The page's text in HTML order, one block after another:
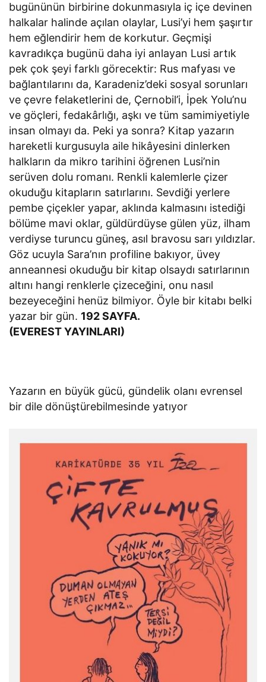
bugününün birbirine dokunmasıyla iç içe devinen
halkalar halinde açılan olaylar, Lusi’yi hem şaşırtır
hem eğlendirir hem de korkutur. Geçmişi
kavradıkça bugünü daha iyi anlayan Lusi artık
pek çok şeyi farklı görecektir: Rus mafyası ve
bağlantılarını da, Karadeniz’deki sosyal sorunları
ve çevre felaketlerini de, Çernobil’i, İpek Yolu’nu
ve göçleri, fedakârlığı, aşkı ve tüm samimiyetiyle
insan olmayı da. Peki ya sonra? Kitap yazarın
hareketli kurgusuyla aile hikâyesini dinlerken
halkların da mikro tarihini öğrenen Lusi’nin
serüven dolu romanı. Renkli kalemlerle çizer
okuduğu kitapların satırlarını. Sevdiği yerlere
pembe çiçekler yapar, aklında kalmasını istediği
bölüme mavi oklar, güldürdüyse gülen yüz, ilham
verdiyse turuncu güneş, asıl bravosu sarı yıldızlar.
Göz ucuyla Sara’nın profiline bakıyor, üvey
anneannesi okuduğu bir kitap olsaydı satırlarının
altını hangi renklerle çizeceğini, onu nasıl
bezeyeceğini henüz bilmiyor. Öyle bir kitabı belki
yazar bir gün. 192 SAYFA.
(EVEREST YAYINLARI)
Yazarın en büyük gücü, gündelik olanı evrensel
bir dile dönüştürebilmesinde yatıyor